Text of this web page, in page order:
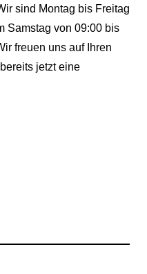
sind Montag bis Freitag
Samstag von 09:00 bis
freuen uns auf Ihren
jetzt eine